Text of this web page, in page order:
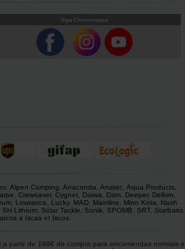
Siga Chronocarpa
Alpen Camping Anaconda Anatec Aqua Products
Crewsaver, Cygnet, Daiwa Dam, Deeper, Delkim,
, Lowrance Lucky, MAD, Mainline Minn Kota
Nash
SH Lithium, Solar Tackle Sonik, SPOMB SRT, Starbaits,
a Iscas et Iscos
partir de 199€ de compra para encomendas normais e